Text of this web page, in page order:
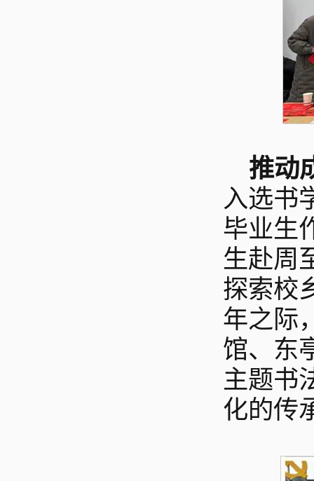
推动
入选书
毕业生
生赴周
探索校
年之际
馆、东
主题书
化的传